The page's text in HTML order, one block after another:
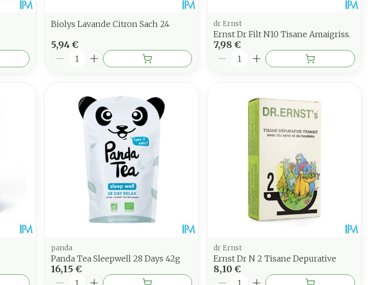
Biolys Lavande Citron Sach 24
5,94 €
Quantité
dr Ernst
Ernst Dr Filt N10 Tisane Amaigriss.
7,98 €
Quantité
panda
Panda Tea Sleepwell 28 Days 42g
16,15 €
Quantité
dr Ernst
Ernst Dr N 2 Tisane Depurative
8,10 €
Quantité